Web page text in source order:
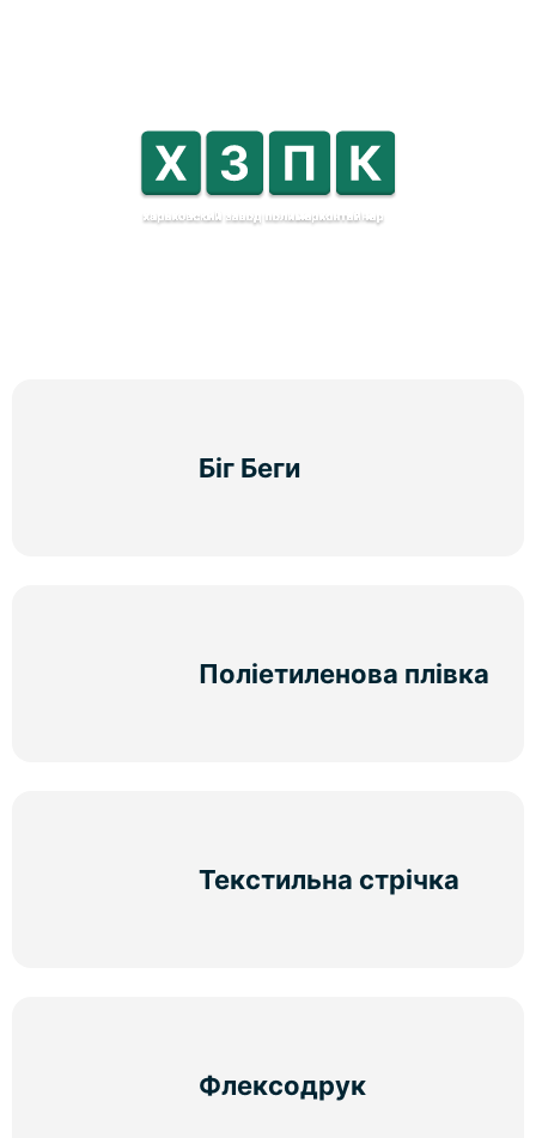
Біг Беги
Поліетиленова плівка
Текстильна стрічка
Флексодрук